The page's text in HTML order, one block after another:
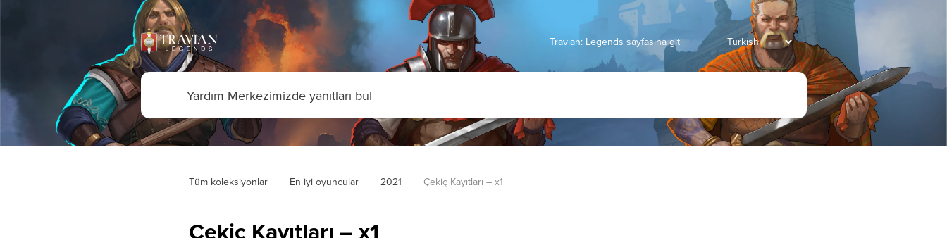
Travian: Legends sayfasına git
Tüm koleksiyonlar En iyi oyuncular 2021 Çekiç Kayıtları – x1